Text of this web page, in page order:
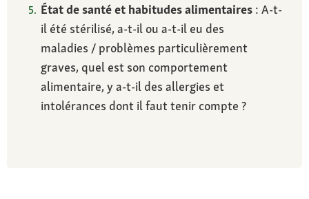
État de santé et habitudes alimentaires : A-t-
il été stérilisé, a-t-il ou a-t-il eu des
maladies / problèmes particulièrement
graves, quel est son comportement
alimentaire, y a-t-il des allergies et
intolérances dont il faut tenir compte ?